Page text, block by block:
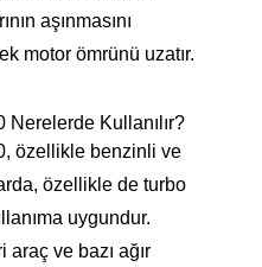
aşınmasını
motor ömrünü uzatır.
Kullanılır?
özellikle benzinli ve
özellikle de turbo
uygundur.
ve bazı ağır